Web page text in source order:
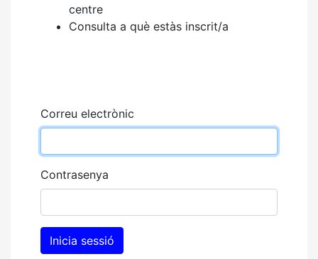
centre
Consulta a què estàs inscrit/a
Correu electrònic
Contrasenya